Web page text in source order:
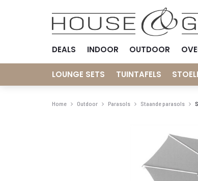
DEALS INDOOR OUTDOOR
LOUNGE SETS TUINTAFELS
Home Outdoor Parasols Staande parasols